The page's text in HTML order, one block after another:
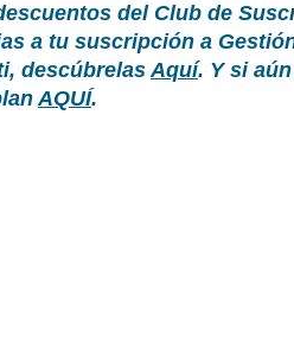
del Club de
a tu suscripción a
descúbrelasAquí. Y si
AQUÍ.